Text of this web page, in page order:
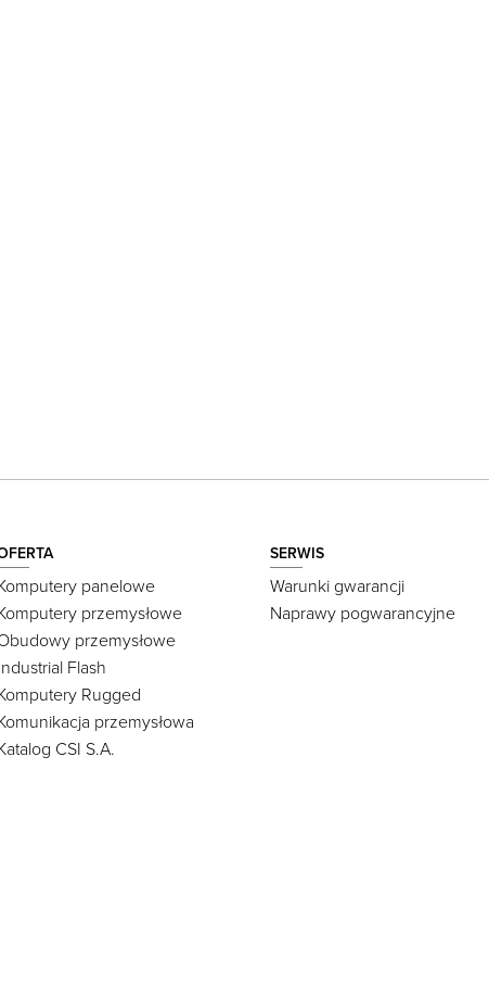
panelowe
przemysłowe
przemysłowe
Flash
Rugged
przemysłowa
CSI S.A.
SERWIS
Warunki gwarancji
Naprawy pogwarancyjne